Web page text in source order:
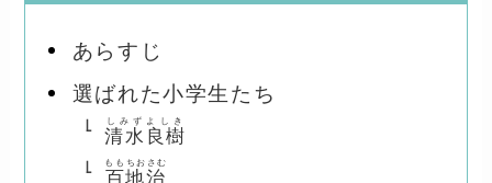
あらすじ
選ばれた小学生たち
清水良樹
しみずよしき
百地治
ももちおさむ